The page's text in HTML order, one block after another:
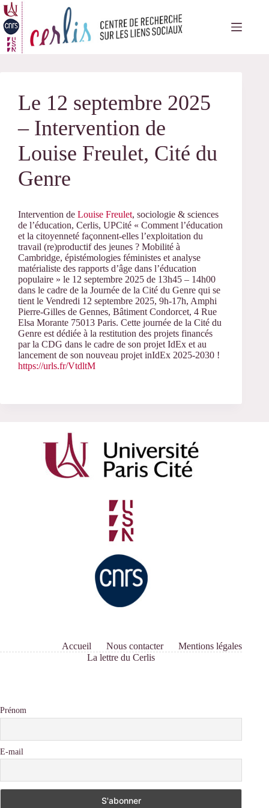
Passer
au
contenu
Le 12 septembre 2025
– Intervention de
Louise Freulet, Cité du
Genre
Intervention de Louise Freulet, sociologie & sciences
de l’éducation, Cerlis, UPCité « Comment l’éducation
et la citoyenneté façonnent-elles l’exploitation du
travail (re)productif des jeunes ? Mobilité à
Cambridge, épistémologies féministes et analyse
matérialiste des rapports d’âge dans l’éducation
populaire » le 12 septembre 2025 de 13h45 – 14h00
dans le cadre de la Journée de la Cité du Genre qui se
tient le Vendredi 12 septembre 2025, 9h-17h, Amphi
Pierre-Gilles de Gennes, Bâtiment Condorcet, 4 Rue
Elsa Morante 75013 Paris. Cette journée de la Cité du
Genre est dédiée à la restitution des projets financés
par la CDG dans le cadre de son projet IdEx et au
lancement de son nouveau projet inIdEx 2025-2030 !
https://urls.fr/VtdltM
Accueil Nous contacter
Mentions légales
La lettre du Cerlis
Prénom
E-mail